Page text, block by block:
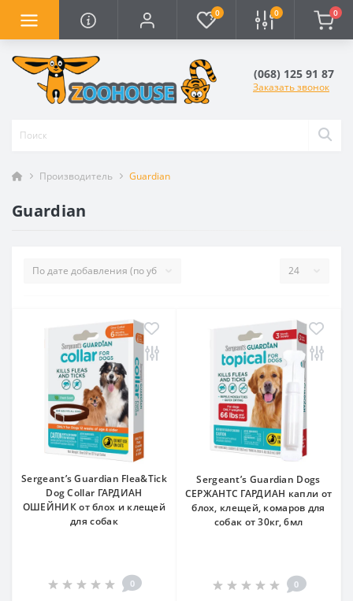
0 0 0
(068) 125 91 87
Заказать звонок
Производитель Guardian
Guardian
Sergeant’s Guardian Flea&Tick
Dog Collar ГАРДИАН
ОШЕЙНИК от блох и клещей
для собак
0
Sergeant’s Guardian Dogs
СЕРЖАНТС ГАРДИАН капли от
блох, клещей, комаров для
собак от 30кг, 6мл
0